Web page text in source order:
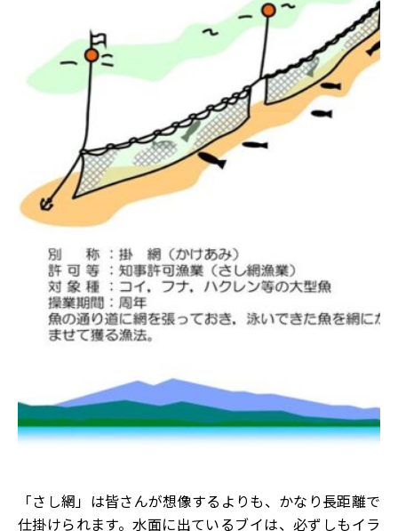
「さし網」は皆さんが想像するよりも、かなり長距離で
仕掛けられます。水面に出ているブイは、必ずしもイラ